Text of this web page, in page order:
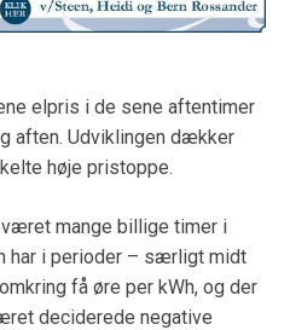
elpris i de sene aftentimer
aften. Udviklingen dækker
høje pristoppe.
mange billige timer i
har i perioder – særligt midt
få øre per kWh, og der
deciderede negative